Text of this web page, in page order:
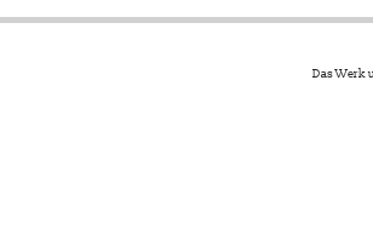
Das Werk